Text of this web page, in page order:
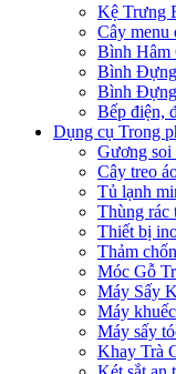
Kệ Trưng
Cây menu
Bình Hâm
Bình
Bình
Bếp điện,
Dụng cụ Trong
Gương soi
Cây treo
Tủ lạnh
Thùng rác
Thiết bị
Thảm
Móc Gỗ
Máy Sấy
Máy
Máy sấy
Khay Trà